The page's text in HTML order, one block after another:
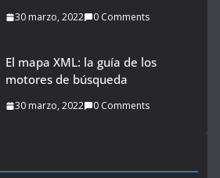
30 marzo, 2022 0 Comments
El mapa XML: la guía de los
motores de búsqueda
30 marzo, 2022 0 Comments